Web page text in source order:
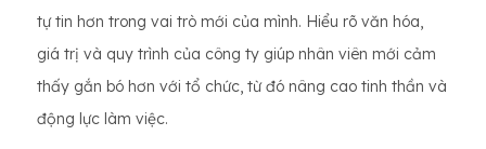
tự tin hơn trong vai trò mới của mình. Hiểu rõ văn hóa,
giá trị và quy trình của công ty giúp nhân viên mới cảm
thấy gắn bó hơn với tổ chức, từ đó nâng cao tinh thần và
động lực làm việc.